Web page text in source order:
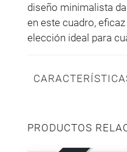
diseño minimalista
en este cuadro,
elección ideal para
PRODUCTOS